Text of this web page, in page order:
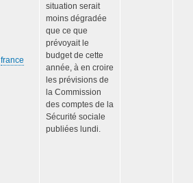
france
situation serait
moins dégradée
que ce que
prévoyait le
budget de cette
année, à en croire
les prévisions de
la Commission
des comptes de la
Sécurité sociale
publiées lundi.